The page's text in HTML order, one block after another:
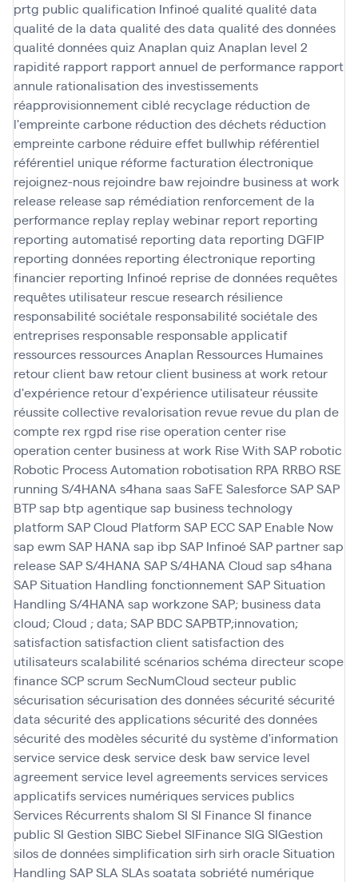
prtg public qualification Infinoéqualitéqualité data
qualité de la data qualité des data qualité des données
qualité donnéesquiz Anaplan quiz Anaplan level 2
rapidité rapport rapport annuel de performance rapport
annule rationalisation des investissements
réapprovisionnement ciblé recyclage réduction de
l'empreinte carbone réduction des déchets réduction
empreinte carbone réduire effet bullwhip référentiel
référentiel unique réforme facturation électronique
rejoignez-nous rejoindre baw rejoindre business at work
release release sap rémédiation renforcement de la
performance replay replay webinar report reporting
reporting automatisé reporting data reporting DGFIP
reporting données reporting électronique reporting
financier reporting Infinoé reprise de données requêtes
requêtes utilisateur rescue research résilience
responsabilité sociétale responsabilité sociétale des
entreprises responsable responsable applicatif
ressources ressources Anaplan Ressources Humaines
retour client baw retour client business at work retour
d'expérience retour d'expérience utilisateur réussite
réussite collective revalorisation revue revue du plan de
compte rex rgpd rise rise operation center rise
operation center business at work Rise With SAP robotic
Robotic Process Automation robotisation RPA RRBO RSE
running S/4HANA s4hana saasSaFESalesforceSAPSAP
BTPsap btp agentiquesap business technology
platform SAP Cloud Platform SAP ECCSAP Enable Now
sap ewm SAP HANA sap ibp SAP InfinoéSAP partnersap
releaseSAP S/4HANA SAP S/4HANA Cloud sap s4hana
SAP Situation Handling fonctionnementSAP Situation
Handling S/4HANA sap workzoneSAP; business data
cloud; Cloud ; data; SAP BDCSAPBTP;innovation;
satisfaction satisfaction clientsatisfaction des
utilisateursscalabilitéscénariosschéma directeurscope
financeSCPscrum SecNumCloud secteur public
sécurisation sécurisation des donnéessécuritésécurité
data sécurité des applicationssécurité des données
sécurité des modèlessécurité du système d'information
serviceservice desk service desk bawservice level
agreementservice level agreementsservicesservices
applicatifsservices numériquesservices publics
Services Récurrentsshalom SI SI FinanceSI finance
public SI Gestion SIBCSiebel SIFinanceSIG SIGestion
silos de donnéessimplification sirhsirh oracleSituation
Handling SAPSLA SLAssoatata sobriété numérique